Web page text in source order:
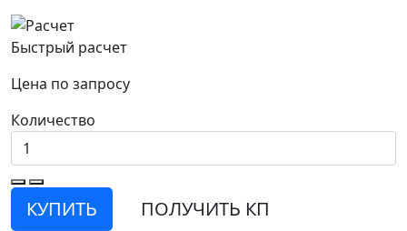
Быстрый расчет
Цена по запросу
Количество
КУПИТЬ ПОЛУЧИТЬ КП